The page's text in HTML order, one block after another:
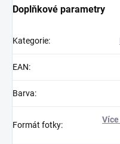
Doplňkové parametry
Kategorie:
EAN:
Barva:
Formát fotky: